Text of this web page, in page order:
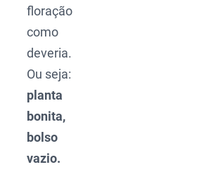
floração
como
deveria.
Ou seja:
planta
bonita,
bolso
vazio.